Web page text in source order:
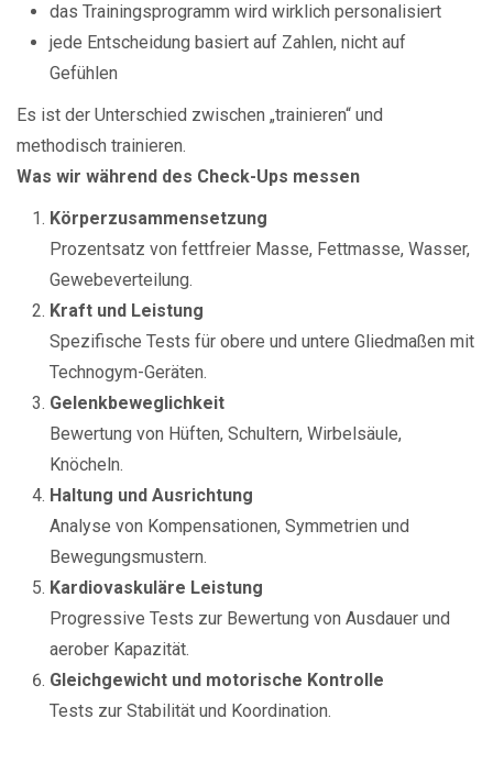
das Trainingsprogramm wird wirklich personalisiert
jede Entscheidung basiert auf Zahlen, nicht auf
Gefühlen
Es ist der Unterschied zwischen „trainieren“ und
methodisch trainieren.
Was wir während des Check-Ups messen
Körperzusammensetzung
Prozentsatz von fettfreier Masse, Fettmasse, Wasser,
Gewebeverteilung.
Kraft und Leistung
Spezifische Tests für obere und untere Gliedmaßen mit
Technogym-Geräten.
Gelenkbeweglichkeit
Bewertung von Hüften, Schultern, Wirbelsäule,
Knöcheln.
Haltung und Ausrichtung
Analyse von Kompensationen, Symmetrien und
Bewegungsmustern.
Kardiovaskuläre Leistung
Progressive Tests zur Bewertung von Ausdauer und
aerober Kapazität.
Gleichgewicht und motorische Kontrolle
Tests zur Stabilität und Koordination.